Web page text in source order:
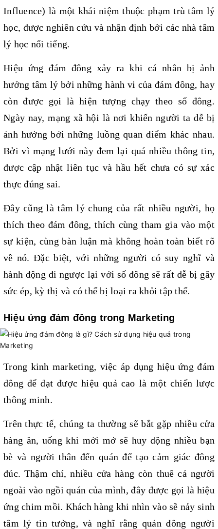
Influence) là một khái niệm thuộc phạm trù tâm lý
học, được nghiên cứu và nhận định bởi các nhà tâm
lý học nổi tiếng.
Hiệu ứng đám đông xảy ra khi cá nhân bị ảnh
hưởng tâm lý bởi những hành vi của đám đông, hay
còn được gọi là hiện tượng chạy theo số đông.
Ngày nay, mạng xã hội là nơi khiến người ta dễ bị
ảnh hưởng bởi những luồng quan điểm khác nhau.
Bởi vì mạng lưới này đem lại quá nhiều thông tin,
được cập nhật liên tục và hầu hết chưa có sự xác
thực đúng sai.
Đây cũng là tâm lý chung của rất nhiều người, họ
thích theo đám đông, thích cùng tham gia vào một
sự kiện, cùng bàn luận mà không hoàn toàn biết rõ
về nó. Đặc biệt, với những người có suy nghĩ và
hành động đi ngược lại với số đông sẽ rất dễ bị gây
sức ép, kỳ thị và có thể bị loại ra khỏi tập thể.
Hiệu ứng đám đông trong Marketing
Trong kinh marketing, việc áp dụng hiệu ứng đám
đông để đạt được hiệu quả cao là một chiến lược
thông minh.
Trên thực tế, chúng ta thường sẽ bắt gặp nhiều cửa
hàng ăn, uống khi mới mở sẽ huy động nhiều bạn
bè và người thân đến quán để tạo cảm giác đông
đúc. Thậm chí, nhiều cửa hàng còn thuê cả người
ngoài vào ngồi quán của mình, đây được gọi là hiệu
ứng chim mồi. Khách hàng khi nhìn vào sẽ nảy sinh
tâm lý tin tưởng, và nghĩ rằng quán đông người